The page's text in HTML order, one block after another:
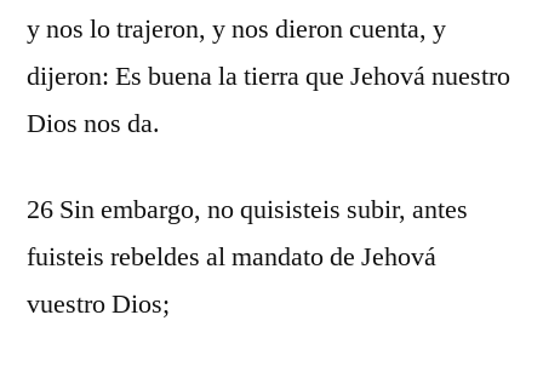
y nos lo trajeron, y nos dieron cuenta, y
dijeron: Es buena la tierra que Jehová nuestro
Dios nos da.
26 Sin embargo, no quisisteis subir, antes
fuisteis rebeldes al mandato de Jehová
vuestro Dios;